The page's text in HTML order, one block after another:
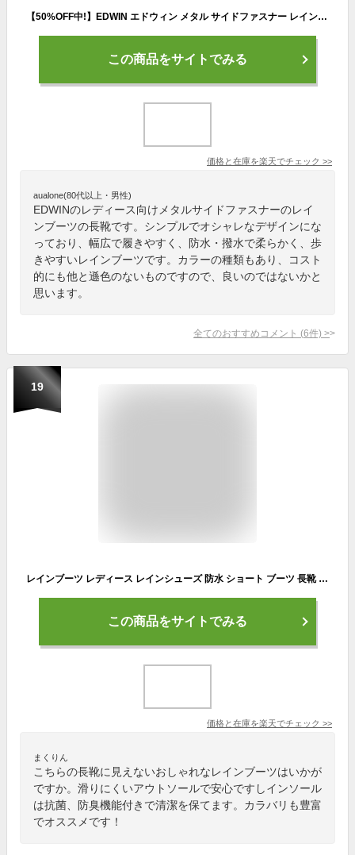
【50%OFF中!】EDWIN エドウィン メタル サイドファスナー レインブーツ 正規品 防水 撥水 レディース レインシューズ ブーツ カジュアル きれいめ 歩きやすい ブランド 幅広 3E かっこいい 柔らかい 長靴 おしゃれ 雨 軽量 通勤 通学 歩きやすい ショート
この商品をサイトでみる
価格と在庫を楽天でチェック >>
aualone(80代以上・男性)
EDWINのレディース向けメタルサイドファスナーのレイ
ンブーツの長靴です。シンプルでオシャレなデザインにな
っており、幅広で履きやすく、防水・撥水で柔らかく、歩
きやすいレインブーツです。カラーの種類もあり、コスト
的にも他と遜色のないものですので、良いのではないかと
思います。
全てのおすすめコメント (6件) >
19
レインブーツ レディース レインシューズ 防水 ショート ブーツ 長靴 雨靴 ブーティ 黒 ブラック ベージュ 雨 軽量 おしゃれ 防滑 抗菌 防臭 歩きやすい ローヒール エナメル きれいめ 通勤 通学 婦人靴 ジッパー ファスナー R-PREMIUM 556-3681 556-3682
この商品をサイトでみる
価格と在庫を楽天でチェック >>
まくりん
こちらの長靴に見えないおしゃれなレインブーツはいかが
ですか。滑りにくいアウトソールで安心ですしインソール
は抗菌、防臭機能付きで清潔を保てます。カラバリも豊富
でオススメです！